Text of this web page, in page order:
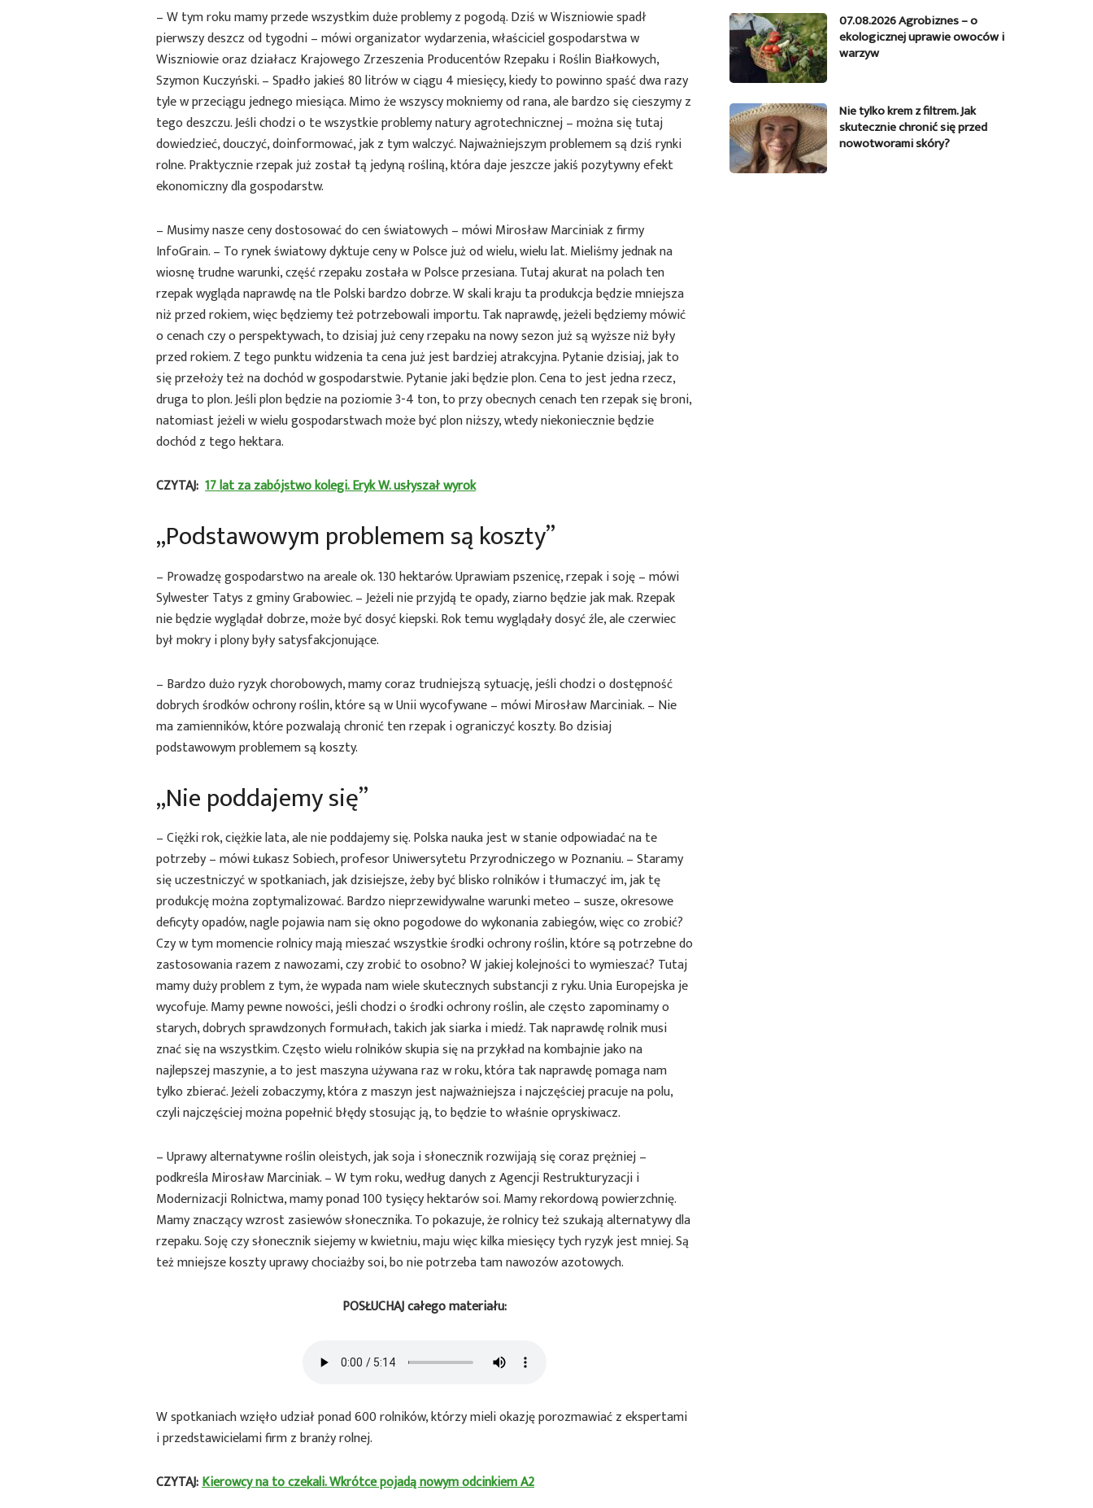
– W tym roku mamy przede wszystkim duże problemy z pogodą. Dziś w Wiszniowie spadł
pierwszy deszcz od tygodni – mówi organizator wydarzenia, właściciel gospodarstwa w
Wiszniowie oraz działacz Krajowego Zrzeszenia Producentów Rzepaku i Roślin Białkowych,
Szymon Kuczyński. – Spadło jakieś 80 litrów w ciągu 4 miesięcy, kiedy to powinno spaść dwa razy
tyle w przeciągu jednego miesiąca. Mimo że wszyscy mokniemy od rana, ale bardzo się cieszymy z
tego deszczu. Jeśli chodzi o te wszystkie problemy natury agrotechnicznej – można się tutaj
dowiedzieć, douczyć, doinformować, jak z tym walczyć. Najważniejszym problemem są dziś rynki
rolne. Praktycznie rzepak już został tą jedyną rośliną, która daje jeszcze jakiś pozytywny efekt
ekonomiczny dla gospodarstw.
– Musimy nasze ceny dostosować do cen światowych – mówi Mirosław Marciniak z firmy
InfoGrain. – To rynek światowy dyktuje ceny w Polsce już od wielu, wielu lat. Mieliśmy jednak na
wiosnę trudne warunki, część rzepaku została w Polsce przesiana. Tutaj akurat na polach ten
rzepak wygląda naprawdę na tle Polski bardzo dobrze. W skali kraju ta produkcja będzie mniejsza
niż przed rokiem, więc będziemy też potrzebowali importu. Tak naprawdę, jeżeli będziemy mówić
o cenach czy o perspektywach, to dzisiaj już ceny rzepaku na nowy sezon już są wyższe niż były
przed rokiem. Z tego punktu widzenia ta cena już jest bardziej atrakcyjna. Pytanie dzisiaj, jak to
się przełoży też na dochód w gospodarstwie. Pytanie jaki będzie plon. Cena to jest jedna rzecz,
druga to plon. Jeśli plon będzie na poziomie 3-4 ton, to przy obecnych cenach ten rzepak się broni,
natomiast jeżeli w wielu gospodarstwach może być plon niższy, wtedy niekoniecznie będzie
dochód z tego hektara.
CZYTAJ: 17 lat za zabójstwo kolegi. Eryk W. usłyszał wyrok
„Podstawowym problemem są koszty”
– Prowadzę gospodarstwo na areale ok. 130 hektarów. Uprawiam pszenicę, rzepak i soję – mówi
Sylwester Tatys z gminy Grabowiec. – Jeżeli nie przyjdą te opady, ziarno będzie jak mak. Rzepak
nie będzie wyglądał dobrze, może być dosyć kiepski. Rok temu wyglądały dosyć źle, ale czerwiec
był mokry i plony były satysfakcjonujące.
– Bardzo dużo ryzyk chorobowych, mamy coraz trudniejszą sytuację, jeśli chodzi o dostępność
dobrych środków ochrony roślin, które są w Unii wycofywane – mówi Mirosław Marciniak. – Nie
ma zamienników, które pozwalają chronić ten rzepak i ograniczyć koszty. Bo dzisiaj
podstawowym problemem są koszty.
„Nie poddajemy się”
– Ciężki rok, ciężkie lata, ale nie poddajemy się. Polska nauka jest w stanie odpowiadać na te
potrzeby – mówi Łukasz Sobiech, profesor Uniwersytetu Przyrodniczego w Poznaniu. – Staramy
się uczestniczyć w spotkaniach, jak dzisiejsze, żeby być blisko rolników i tłumaczyć im, jak tę
produkcję można zoptymalizować. Bardzo nieprzewidywalne warunki meteo – susze, okresowe
deficyty opadów, nagle pojawia nam się okno pogodowe do wykonania zabiegów, więc co zrobić?
Czy w tym momencie rolnicy mają mieszać wszystkie środki ochrony roślin, które są potrzebne do
zastosowania razem z nawozami, czy zrobić to osobno? W jakiej kolejności to wymieszać? Tutaj
mamy duży problem z tym, że wypada nam wiele skutecznych substancji z ryku. Unia Europejska je
wycofuje. Mamy pewne nowości, jeśli chodzi o środki ochrony roślin, ale często zapominamy o
starych, dobrych sprawdzonych formułach, takich jak siarka i miedź. Tak naprawdę rolnik musi
znać się na wszystkim. Często wielu rolników skupia się na przykład na kombajnie jako na
najlepszej maszynie, a to jest maszyna używana raz w roku, która tak naprawdę pomaga nam
tylko zbierać. Jeżeli zobaczymy, która z maszyn jest najważniejsza i najczęściej pracuje na polu,
czyli najczęściej można popełnić błędy stosując ją, to będzie to właśnie opryskiwacz.
– Uprawy alternatywne roślin oleistych, jak soja i słonecznik rozwijają się coraz prężniej –
podkreśla Mirosław Marciniak. – W tym roku, według danych z Agencji Restrukturyzacji i
Modernizacji Rolnictwa, mamy ponad 100 tysięcy hektarów soi. Mamy rekordową powierzchnię.
Mamy znaczący wzrost zasiewów słonecznika. To pokazuje, że rolnicy też szukają alternatywy dla
rzepaku. Soję czy słonecznik siejemy w kwietniu, maju więc kilka miesięcy tych ryzyk jest mniej. Są
też mniejsze koszty uprawy chociażby soi, bo nie potrzeba tam nawozów azotowych.
POSŁUCHAJ całego materiału:
W spotkaniach wzięło udział ponad 600 rolników, którzy mieli okazję porozmawiać z ekspertami
i przedstawicielami firm z branży rolnej.
CZYTAJ:Kierowcy na to czekali. Wkrótce pojadą nowym odcinkiem A2
07.08.2026 Agrobiznes – o
ekologicznej uprawie owoców i
warzyw
Nie tylko krem z filtrem. Jak
skutecznie chronić się przed
nowotworami skóry?